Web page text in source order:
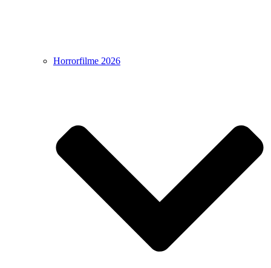
Horrorfilme 2026